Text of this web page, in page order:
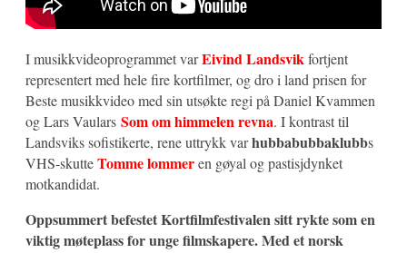
I musikkvideoprogrammet varEivind Landsvikfortjent
representert med hele fire kortfilmer, og dro i land prisen for
Beste musikkvideo med sin utsøkte regi på Daniel Kvammen
og Lars Vaulars Som om himmelen revna. I kontrast til
Landsviks sofistikerte, rene uttrykk varhubbabubbaklubbs
VHS-skutteTomme lommeren gøyal og pastisjdynket
motkandidat.
Oppsummert befestet Kortfilmfestivalen sitt rykte som en
viktig møteplass for unge filmskapere. Med et norsk